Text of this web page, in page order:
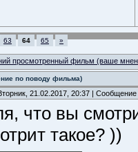
63 64 65 »
просмотренный фильм (ваше
по поводу фильма)
21.02.2017, 20:37 |
что вы
такое? ))